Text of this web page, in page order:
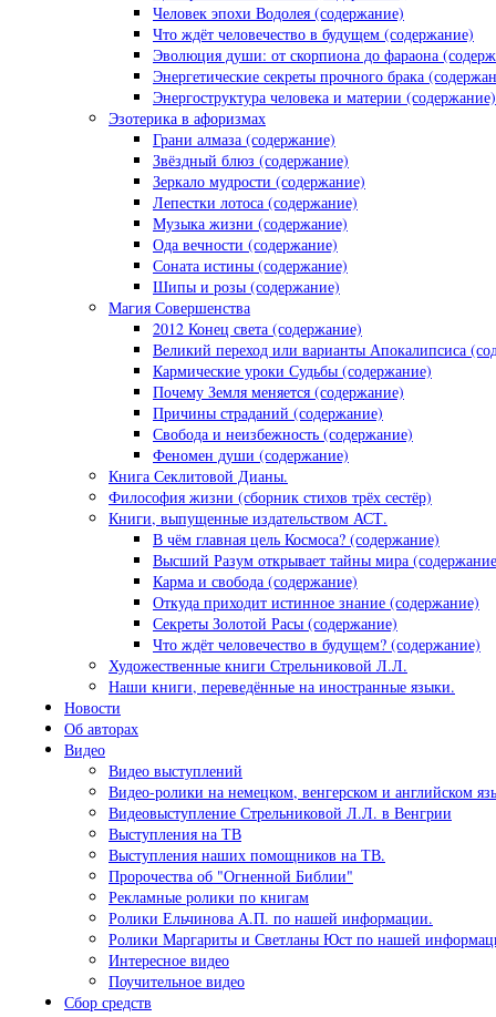
Человек эпохи Водолея (содержание)
Что ждёт человечество в будущем (содержание)
Эволюция души: от скорпиона до фараона
Энергетические секреты прочного брака
Энергоструктура человека и материи (содержание)
Эзотерика в афоризмах
Грани алмаза (содержание)
Звёздный блюз (содержание)
Зеркало мудрости (содержание)
Лепестки лотоса (содержание)
Музыка жизни (содержание)
Ода вечности (содержание)
Соната истины (содержание)
Шипы и розы (содержание)
Магия Совершенства
2012 Конец света (содержание)
Великий переход или варианты Апокалипсиса
Кармические уроки Судьбы (содержание)
Почему Земля меняется (содержание)
Причины страданий (содержание)
Свобода и неизбежность (содержание)
Феномен души (содержание)
Книга Секлитовой Дианы.
Философия жизни (сборник стихов трёх сестёр)
Книги, выпущенные издательством АСТ.
В чём главная цель Космоса? (содержание)
Высший Разум открывает тайны мира
Карма и свобода (содержание)
Откуда приходит истинное знание (содержание)
Секреты Золотой Расы (содержание)
Что ждёт человечество в будущем? (содержание)
Художественные книги Стрельниковой Л.Л.
Наши книги, переведённые на иностранные языки.
Новости
Об авторах
Видео
Видео выступлений
Видео-ролики на немецком, венгерском и английском
Видеовыступление Стрельниковой Л.Л. в Венгрии
Выступления на ТВ
Выступления наших помощников на ТВ.
Пророчества об "Огненной Библии"
Рекламные ролики по книгам
Ролики Ельчинова А.П. по нашей информации.
Ролики Маргариты и Светланы Юст по нашей
Интересное видео
Поучительное видео
Сбор средств